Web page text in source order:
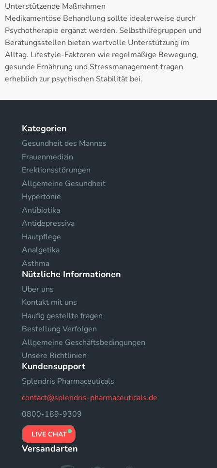
Unterstützende Maßnahmen
Medikamentöse Behandlung sollte idealerweise durch
Psychotherapie ergänzt werden. Selbsthilfegruppen und
Beratungsstellen bieten wertvolle Unterstützung im
Alltag. Lifestyle-Faktoren wie regelmäßige Bewegung,
gesunde Ernährung und Stressmanagement tragen
erheblich zur psychischen Stabilität bei.
Kategorien
Gesundheit des Mannes
Frauenmedizin
Erektionsstörungen
Allgemeine Gesundheit
Hypertonie
Antibiotika
Antidepressiva
Hautpflege
Analgetika
Asthma
Nützliche Informationen
Uber uns
Kontakt mit uns
Haufig gestellte fragen
Bestellung Verfolgen
Allgemeine Geschäftsbedingungen
Unsere Richtlinien
Kundensupport
Splendris Pharmaceuticals
contact@splendris-pharmaceuticals.de
0800-189-9309
LIVE CHAT
Versandarten